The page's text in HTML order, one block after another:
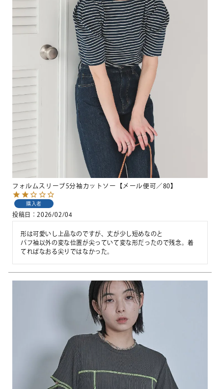
フォルムスリーブ5分袖カットソー【メール便可／80】
購入者
投稿日 2026/02/04
形は可愛いし上品なのですが、丈が少し短めなのと
パフ袖以外の変な位置が尖っていて変な形だったので残念。着
てればなおる尖りではなかった。